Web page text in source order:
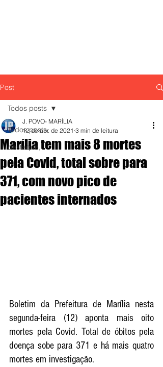
Post
Todos posts
destaque,
Todos posts
Marília tem mais 8 mortes
pela Covid, total sobre para
371, com novo pico de
pacientes internados
J. POVO- MARÍLIA
12 de abr. de 2021 3 min de leitura
Boletim da Prefeitura de Marília nesta
segunda-feira (12) aponta mais oito
mortes pela Covid. Total de óbitos pela
doença sobe para 371 e há mais quatro
mortes em investigação.